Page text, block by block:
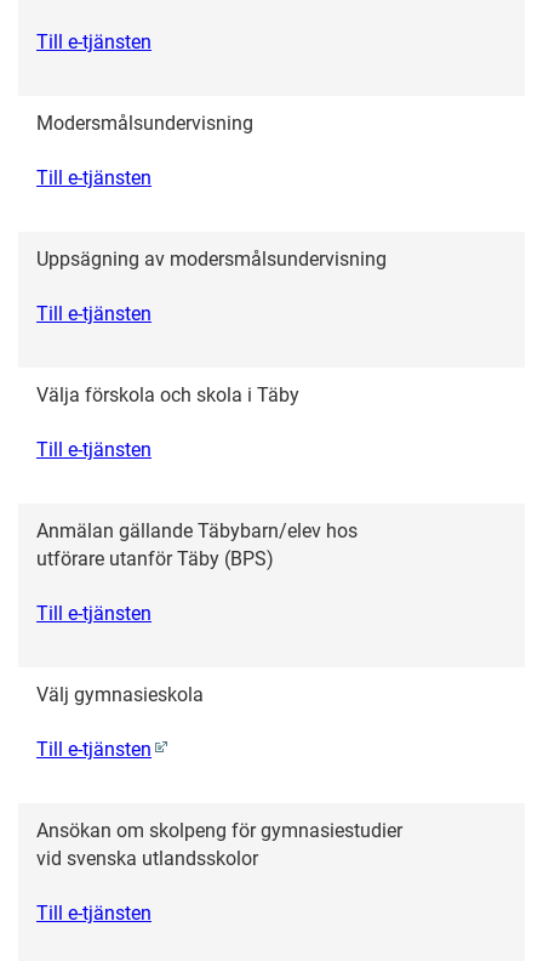
Till e-tjänsten
Modersmålsundervisning
Till e-tjänsten
Uppsägning av modersmålsundervisning
Till e-tjänsten
Välja förskola och skola i Täby
Till e-tjänsten
Anmälan gällande Täbybarn/elev hos
utförare utanför Täby (BPS)
Till e-tjänsten
Välj gymnasieskola
Till e-tjänsten
Ansökan om skolpeng för gymnasiestudier
vid svenska utlandsskolor
Till e-tjänsten